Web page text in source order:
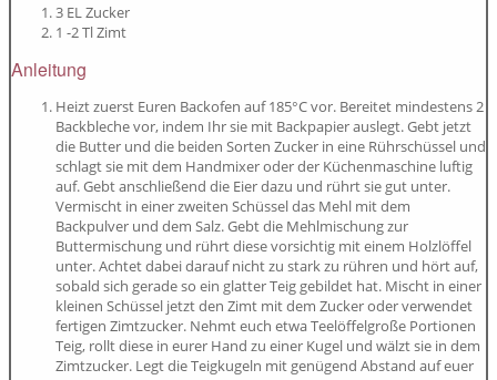
3 EL Zucker
1 -2 Tl Zimt
Anleitung
Heizt zuerst Euren Backofen auf 185°C vor. Bereitet mindestens 2
Backbleche vor, indem Ihr sie mit Backpapier auslegt. Gebt jetzt
die Butter und die beiden Sorten Zucker in eine Rührschüssel und
schlagt sie mit dem Handmixer oder der Küchenmaschine luftig
auf. Gebt anschließend die Eier dazu und rührt sie gut unter.
Vermischt in einer zweiten Schüssel das Mehl mit dem
Backpulver und dem Salz. Gebt die Mehlmischung zur
Buttermischung und rührt diese vorsichtig mit einem Holzlöffel
unter. Achtet dabei darauf nicht zu stark zu rühren und hört auf,
sobald sich gerade so ein glatter Teig gebildet hat. Mischt in einer
kleinen Schüssel jetzt den Zimt mit dem Zucker oder verwendet
fertigen Zimtzucker. Nehmt euch etwa Teelöffelgroße Portionen
Teig, rollt diese in eurer Hand zu einer Kugel und wälzt sie in dem
Zimtzucker. Legt die Teigkugeln mit genügend Abstand auf euer